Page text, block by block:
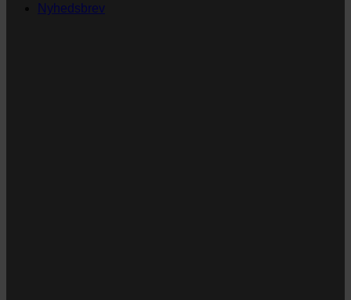
Nyhedsbrev